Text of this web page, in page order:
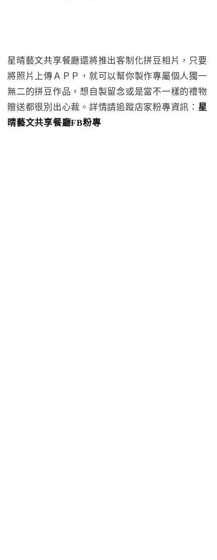
星晴藝文共享餐廳還將推出客制化拼豆相片，只要
將照片上傳ＡＰＰ，就可以幫你製作專屬個人獨一
無二的拼豆作品，想自製留念或是當不一樣的禮物
贈送都很別出心裁。詳情請追蹤店家粉專資訊： 星
晴藝文共享餐廳FB粉專